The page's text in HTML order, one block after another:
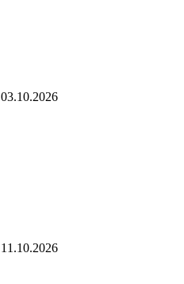
03.10.2026
11.10.2026